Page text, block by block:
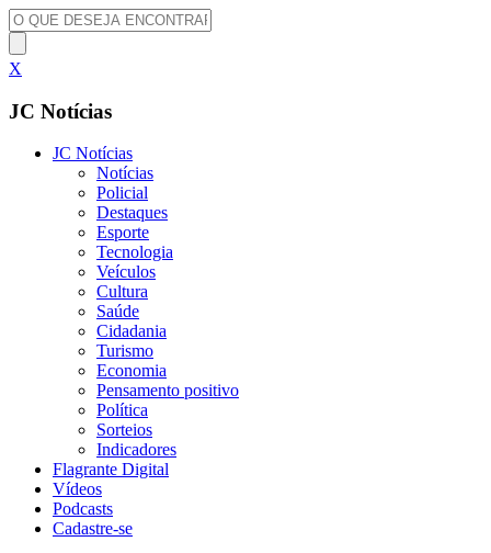
X
JC Notícias
JC Notícias
Notícias
Policial
Destaques
Esporte
Tecnologia
Veículos
Cultura
Saúde
Cidadania
Turismo
Economia
Pensamento positivo
Política
Sorteios
Indicadores
Flagrante Digital
Vídeos
Podcasts
Cadastre-se